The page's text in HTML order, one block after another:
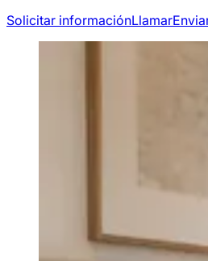
Solicitar informaciónLlamar